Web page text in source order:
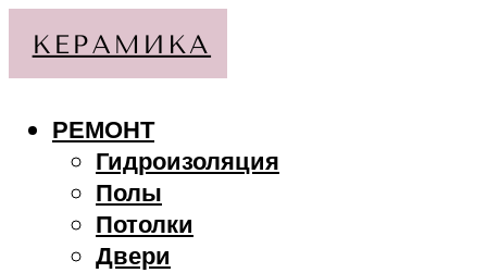
РЕМОНТ
Гидроизоляция
Полы
Потолки
Двери